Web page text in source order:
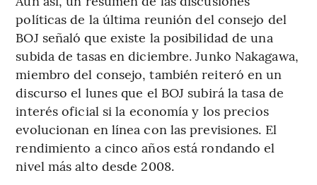
políticas de la última reunión del consejo del
BOJ señaló que existe la posibilidad de una
subida de tasas en diciembre. Junko Nakagawa,
miembro del consejo, también reiteró en un
discurso el lunes que el BOJ subirá la tasa de
interés oficial si la economía y los precios
evolucionan en línea con las previsiones. El
rendimiento a cinco años está rondando el
nivel más alto desde 2008.